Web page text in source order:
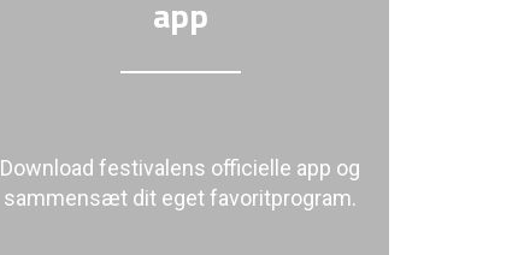
app
Download festivalens officielle app og
sammensæt dit eget favoritprogram.